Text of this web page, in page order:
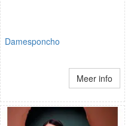
Damesponcho
Meer info